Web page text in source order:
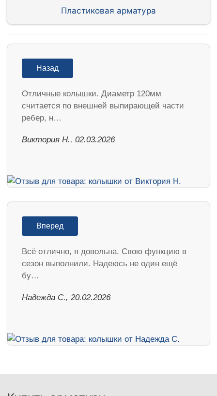
Пластиковая арматура
Назад
Отличные колышки. Диаметр 120мм
считается по внешней выпирающей части
ребер, н…
Виктория Н., 02.03.2026
Вперед
Всё отлично, я довольна. Свою функцию в
сезон выполнили. Надеюсь не один ещё
бу…
Надежда С., 20.02.2026